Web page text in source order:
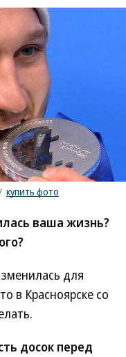
купить фото
ваша жизнь?
для
в Красноярске со
досок перед